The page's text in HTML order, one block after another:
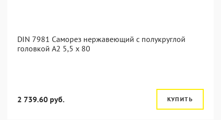
DIN 7981 Саморез нержавеющий с полукруглой
головкой А2 5,5 x 80
2 739.60 руб. КУПИТЬ